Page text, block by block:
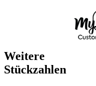
Weitere
Stückzahlen